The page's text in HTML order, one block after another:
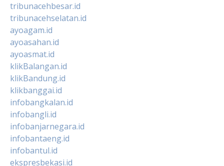
tribunacehbesar.id
tribunacehselatan.id
ayoagam.id
ayoasahan.id
ayoasmat.id
klikBalangan.id
klikBandung.id
klikbanggai.id
infobangkalan.id
infobangli.id
infobanjarnegara.id
infobantaeng.id
infobantul.id
ekspresbekasi.id